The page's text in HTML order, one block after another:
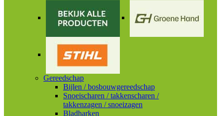
Gereedschap
Bijlen / bosbouwgereedschap
Snoeischaren / takkenscharen /
takkenzagen / snoeizagen
Bladharken